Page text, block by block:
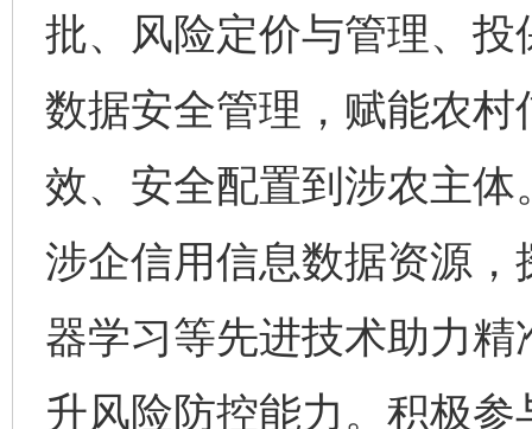
批、风险定价与管理、
数据安全管理，赋能农
效、安全配置到涉农主
涉企信用信息数据资源
器学习等先进技术助力
升风险防控能力。积极